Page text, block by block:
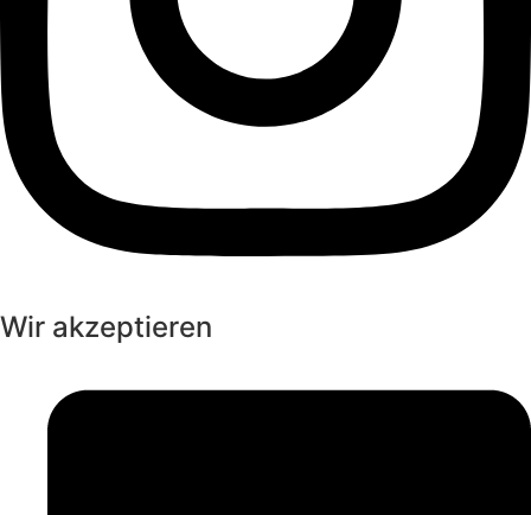
Wir akzeptieren